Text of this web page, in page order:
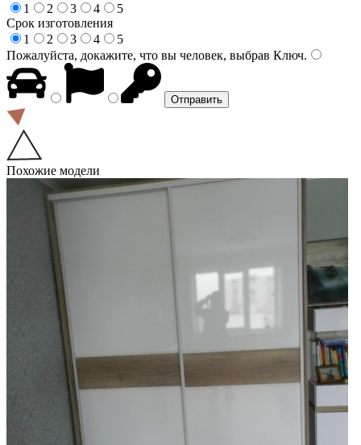
1
2 3 4
5
Срок изготовления
1
2 3 4
5
Пожалуйста, докажите, что вы человек, выбрав Ключ.
Похожие модели